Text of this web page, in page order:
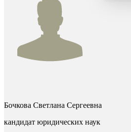
Бочкова Светлана Сергеевна
кандидат юридических наук